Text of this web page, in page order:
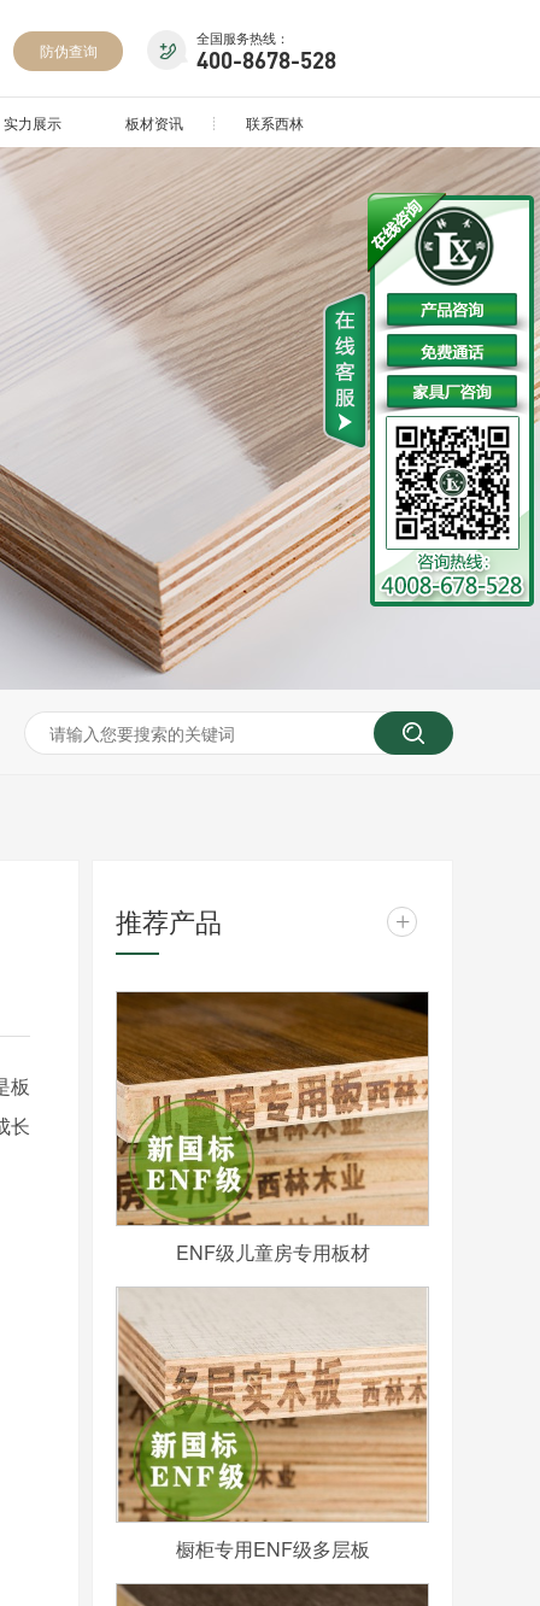
全国服务热线：
400-8678-528
防伪查询
实力展示 板材资讯 联系西林
板
长
推荐产品 +
ENF级儿童房专用板材
橱柜专用ENF级多层板